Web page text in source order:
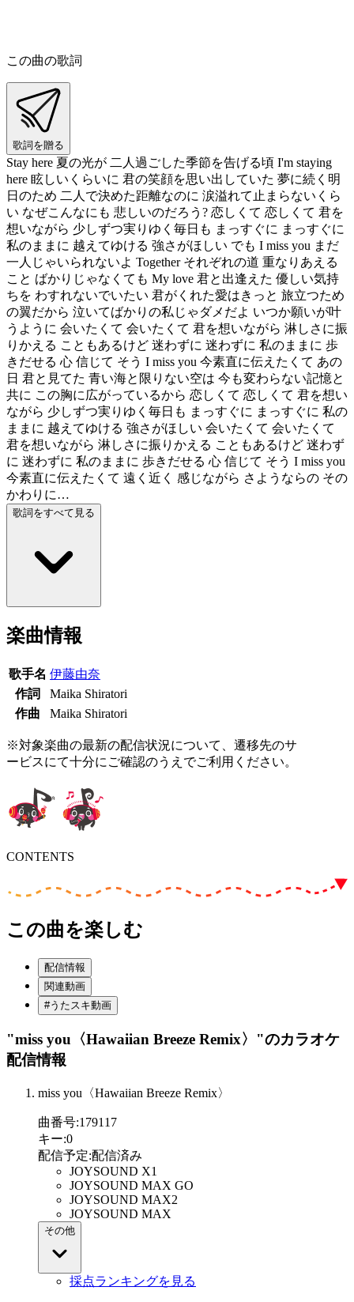
この曲の歌詞
歌詞を贈る
Stay here 夏の光が 二人過ごした季節を告げる頃 I'm staying
here 眩しいくらいに 君の笑顔を思い出していた 夢に続く明
日のため 二人で決めた距離なのに 涙溢れて止まらないくら
い なぜこんなにも 悲しいのだろう? 恋しくて 恋しくて 君を
想いながら 少しずつ実りゆく毎日も まっすぐに まっすぐに
私のままに 越えてゆける 強さがほしい でも I miss you まだ
一人じゃいられないよ Together それぞれの道 重なりあえる
こと ばかりじゃなくても My love 君と出逢えた 優しい気持
ちを わすれないでいたい 君がくれた愛はきっと 旅立つため
の翼だから 泣いてばかりの私じゃダメだよ いつか願いが叶
うように 会いたくて 会いたくて 君を想いながら 淋しさに振
りかえる こともあるけど 迷わずに 迷わずに 私のままに 歩
きだせる 心 信じて そう I miss you 今素直に伝えたくて あの
日 君と見てた 青い海と限りない空は 今も変わらない記憶と
共に この胸に広がっているから 恋しくて 恋しくて 君を想い
ながら 少しずつ実りゆく毎日も まっすぐに まっすぐに 私の
ままに 越えてゆける 強さがほしい 会いたくて 会いたくて
君を想いながら 淋しさに振りかえる こともあるけど 迷わず
に 迷わずに 私のままに 歩きだせる 心 信じて そう I miss you
今素直に伝えたくて 遠く近く 感じながら さようならの その
かわりに…
歌詞をすべて見る
楽曲情報
歌手名 伊藤由奈
作詞
Maika Shiratori
作曲
Maika Shiratori
※対象楽曲の最新の配信状況について、遷移先のサ
ービスにて十分にご確認のうえでご利用ください。
CONTENTS
この曲を楽しむ
配信情報
関連動画
#うたスキ動画
"miss you〈Hawaiian Breeze Remix〉"のカラオケ
配信情報
miss you〈Hawaiian Breeze Remix〉
曲番号:179117
キー:0
配信予定:配信済み
JOYSOUND X1
JOYSOUND MAX GO
JOYSOUND MAX2
JOYSOUND MAX
その他
採点ランキングを見る